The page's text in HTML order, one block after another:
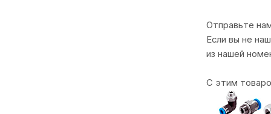
Отправьте
Если вы не
из нашей
С этим